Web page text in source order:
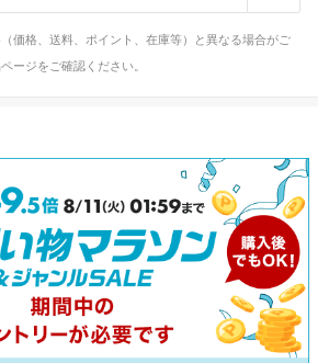
価格、送料、ポイント、在庫等）と異なる場合がご
ージをご確認ください。